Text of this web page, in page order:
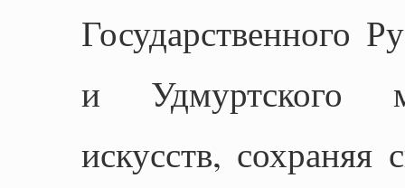
Государственного
и Удмуртского
искусств,